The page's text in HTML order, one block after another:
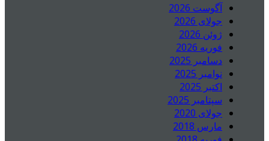
آگوست 2026
جولای 2026
ژوئن 2026
فوریه 2026
دسامبر 2025
نوامبر 2025
اکتبر 2025
سپتامبر 2025
جولای 2020
مارس 2018